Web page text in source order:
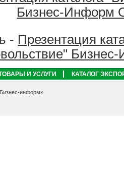
Бизнес-Информ
- Презентация
И УСЛУГИ КАТАЛОГ
информ»